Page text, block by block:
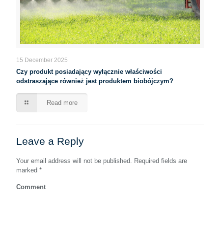
15 December 2025
Czy produkt posiadający wyłącznie właściwości
odstraszające również jest produktem biobójczym?
Read more
Leave a Reply
Your email address will not be published.
Required fields are
marked *
Comment